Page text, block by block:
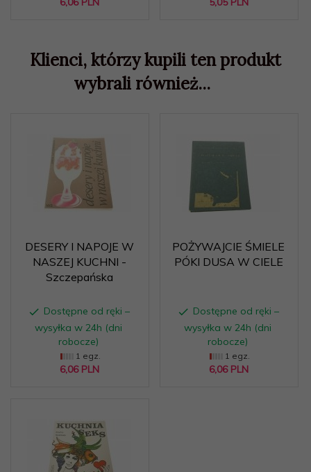
Klienci, którzy kupili ten produkt
wybrali również...
DESERY I NAPOJE W
NASZEJ KUCHNI -
Szczepańska
Dostępne od ręki –
wysyłka w 24h (dni
robocze)
1 egz.
6,06 PLN
POŻYWAJCIE ŚMIELE
PÓKI DUSA W CIELE
Dostępne od ręki –
wysyłka w 24h (dni
robocze)
1 egz.
6,06 PLN